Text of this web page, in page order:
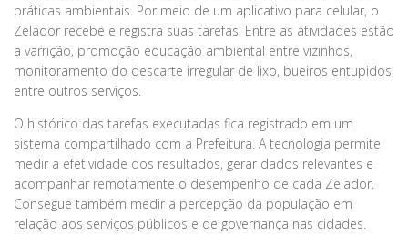
práticas ambientais. Por meio de um aplicativo para celular, o
Zelador recebe e registra suas tarefas. Entre as atividades estão
a varrição, promoção educação ambiental entre vizinhos,
monitoramento do descarte irregular de lixo, bueiros entupidos,
entre outros serviços.
O histórico das tarefas executadas fica registrado em um
sistema compartilhado com a Prefeitura. A tecnologia permite
medir a efetividade dos resultados, gerar dados relevantes e
acompanhar remotamente o desempenho de cada Zelador.
Consegue também medir a percepção da população em
relação aos serviços públicos e de governança nas cidades.